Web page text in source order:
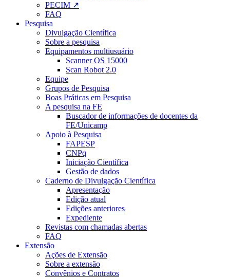
PECIM ↗
FAQ
Pesquisa
Divulgação Científica
Sobre a pesquisa
Equipamentos multiusuário
Scanner OS 15000
Scan Robot 2.0
Equipe
Grupos de Pesquisa
Boas Práticas em Pesquisa
A pesquisa na FE
Buscador de informações de docentes da
FE/Unicamp
Apoio à Pesquisa
FAPESP
CNPq
Iniciação Científica
Gestão de dados
Caderno de Divulgação Científica
Apresentação
Edição atual
Edições anteriores
Expediente
Revistas com chamadas abertas
FAQ
Extensão
Ações de Extensão
Sobre a extensão
Convênios e Contratos